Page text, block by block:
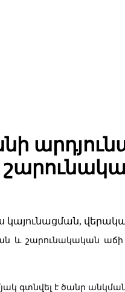
և շարունակական
գտնվել է ծանր